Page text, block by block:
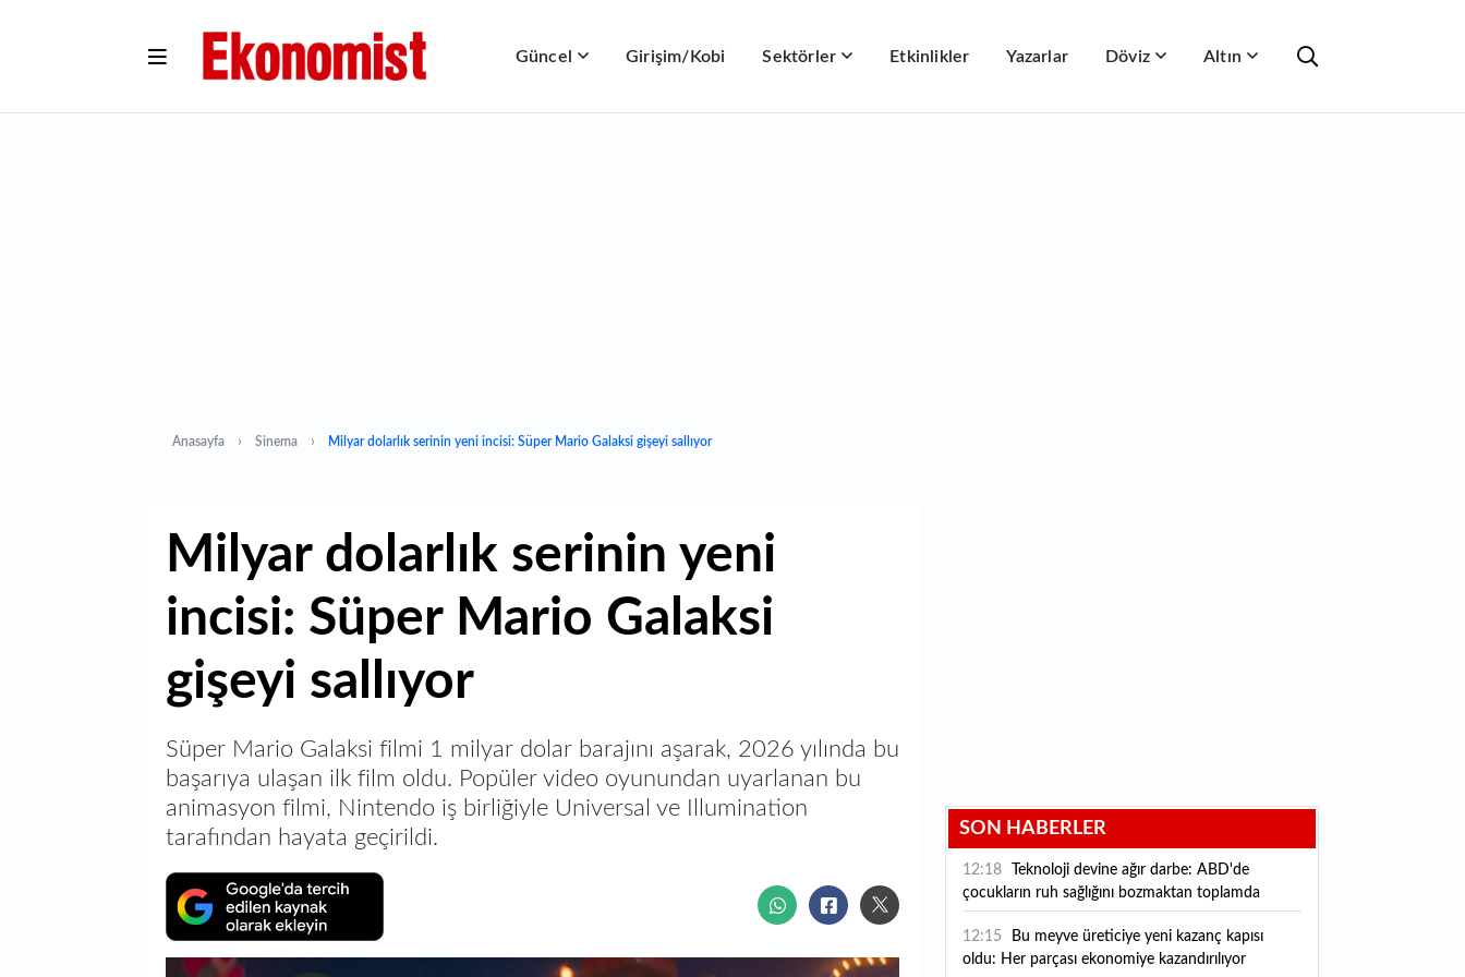
Güncel Girişim/Kobi Sektörler Etkinlikler Yazarlar Döviz Altın
Anasayfa Sinema Milyar dolarlık serinin yeni incisi: Süper Mario Galaksi gişeyi sallıyor
Milyar dolarlık serinin yeni
incisi: Süper Mario Galaksi
gişeyi sallıyor
Süper Mario Galaksi filmi 1 milyar dolar barajını aşarak, 2026 yılında bu
başarıya ulaşan ilk film oldu. Popüler video oyunundan uyarlanan bu
animasyon filmi, Nintendo iş birliğiyle Universal ve Illumination
tarafından hayata geçirildi.
SON HABERLER
12:18
çocukların ruh sağlığını bozmaktan toplamda
yaklaşık 1 milyar dolarlık ceza
12:15
oldu: Her parçası ekonomiye kazandırılıyor